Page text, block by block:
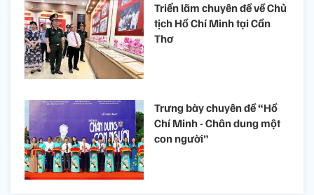
Triển lãm chuyên đề về Chủ
tịch Hồ Chí Minh tại Cần
Thơ
Trưng bày chuyên đề “Hồ
Chí Minh - Chân dung một
con người”